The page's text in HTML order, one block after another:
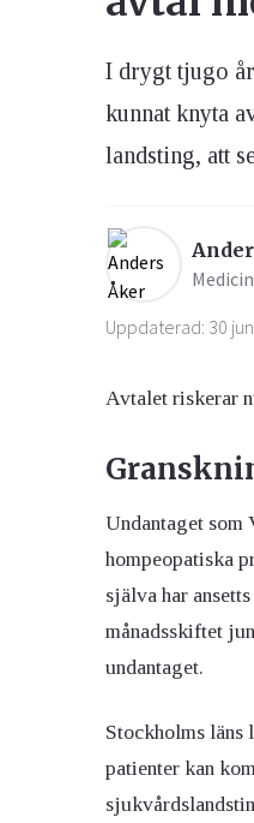
Ögon & Öron
Övervikt
I drygt tjugo
kunnat knyta
landsting, att
Uppdaterad: 30
Avtalet riskerar
Undantaget
hompeopatiska
själva har
månadsskiftet
undantaget.
Stockholms läns
patienter kan